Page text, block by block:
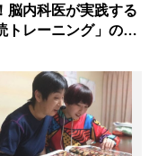
脳内科医が実践する
トレーニング」の極